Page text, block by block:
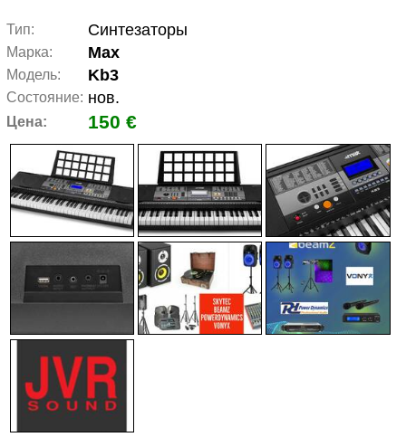
Тип: Синтезаторы
Марка: Max
Модель: Kb3
Состояние: нов.
Цена: 150 €